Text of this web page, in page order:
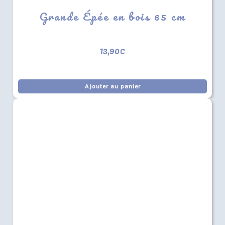
Grande Épée en bois 65 cm
13,90€
Ajouter au panier